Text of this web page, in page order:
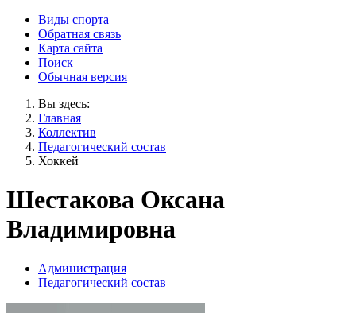
Виды спорта
Обратная связь
Карта сайта
Поиск
Обычная версия
Вы здесь:
Главная
Коллектив
Педагогический состав
Хоккей
Шестакова Оксана
Владимировна
Администрация
Педагогический состав